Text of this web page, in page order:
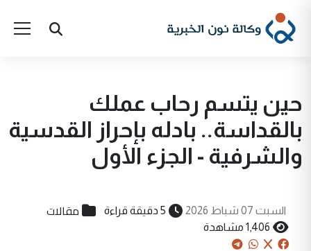
حين يتسم رحاب عملك
بالقداسة.. بادله بإحراز القدسية
والشرفية - الجزء الأول
السبت 07 شباط 2026 5 دقيقة قراءة مقالات
1,406 مشاهدة